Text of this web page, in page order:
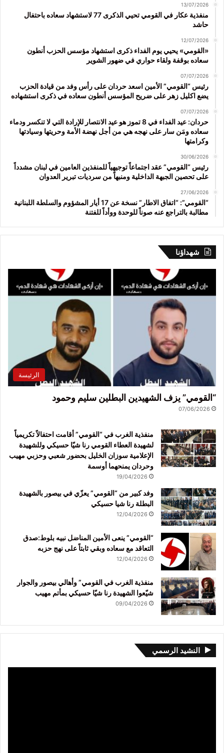
13/07/2026
منفذية عكار في القومي تحيي الذكرى 77 لاستشهاد سعاده باحتفال
حاشد
12/07/2026
«القومي» يحيي يوم الفداء ذكرى استشهاد مؤسس الحزب أنطون
سعاده بوقفة ولقاء حواري في ضهور الشوير
07/07/2026
رئيس “القومي” الأمين اسعد حردان على رأس وفد من قيادة الحزب
يضع اكليل زهر على ضريح المؤسس أنطون سعاده في ذكرى استشهاده
07/07/2026
حردان: عيد الفداء في 8 تموز هو عيد الانتصار للإرادة التي لا تنكسر ودماء
سعاده ومَن سار على نهجه هي من أجل نهضة الأمة وحريتها وسيادتها
وكرامتها
30/06/2026
رئيس “القومي” عقد اجتماعاً توجيهياً للمنفذين العامين في لبنان مشدداً
على تحصين الجبهة الداخلية ومنبهاً من سرديات تبرير العدوان
27/06/2026
“القومي”: “اتفاق الاطار” نسخة عن 17 أيار المشؤوم والسلطة اللبنانية
مطالبة بالتراجع عنه صوناً للوحدة ووأداً للفتنة
شهداؤنا
الرئيسة
“القومي” يزف الشهيدين البطلين سليم وحمود
07/06/2026
منفذية الغرب في “القومي” أقامت احتفالاً تكريمياً
لشهيدة العطاء القومي رنا شيّا حسيكي وللشهيدة
الإعلامية سوزان الخليل بحضور شعبي وحزبي مهيب
وحردان يمنحهما أوسمة
19/04/2026
وفد كبير من “القومي” يعزّي في بيصور بالشهيدة
البطلة رنا شيا حسيكي
12/04/2026
“القومي” ينعى الأمين المناضل نبيه بلوط:صدق
التعاقد مع سعاده وبقي ثابتاً على نهج حزبه
12/04/2026
منفذية الغرب في القومي” وأهالي بيصور والجوار
شيّعوا الشهيدة رنا شيّا حسيكي بمأتم مهيب
09/04/2026
النشيد الرسمي